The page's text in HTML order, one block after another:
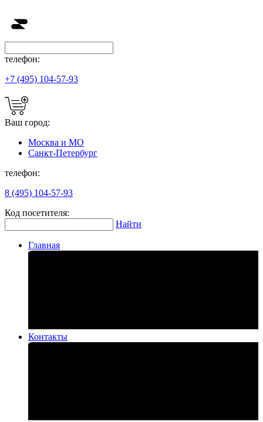
телефон:
+7 (495) 104-57-93
Ваш город:
Москва и МО
Санкт-Петербург
телефон:
8 (495) 104-57-93
Код посетителя:
Найти
Главная
Контакты